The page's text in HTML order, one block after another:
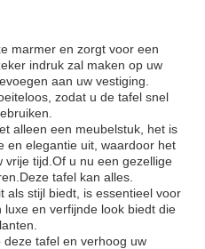
marmer en zorgt voor een
indruk zal maken op uw
aan uw vestiging.
zodat u de tafel snel
alleen een meubelstuk, het is
en elegantie uit, waardoor het
tijd.Of u nu een gezellige
tafel kan alles.
als stijl biedt, is essentieel voor
en verfijnde look biedt die
tafel en verhoog uw